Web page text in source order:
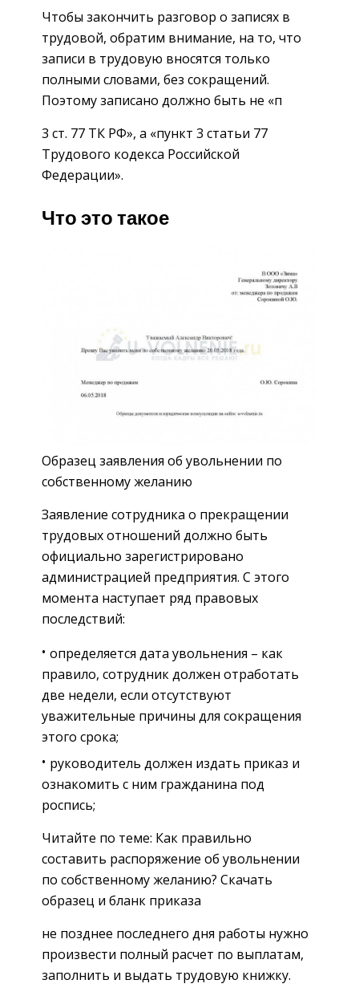
Чтобы закончить разговор о записях в
трудовой, обратим внимание, на то, что
записи в трудовую вносятся только
полными словами, без сокращений.
Поэтому записано должно быть не «п
3 ст. 77 ТК РФ», а «пункт 3 статьи 77
Трудового кодекса Российской
Федерации».
Что это такое
Образец заявления об увольнении по
собственному желанию
Заявление сотрудника о прекращении
трудовых отношений должно быть
официально зарегистрировано
администрацией предприятия. С этого
момента наступает ряд правовых
последствий:
определяется дата увольнения – как
правило, сотрудник должен отработать
две недели, если отсутствуют
уважительные причины для сокращения
этого срока;
руководитель должен издать приказ и
ознакомить с ним гражданина под
роспись;
Читайте по теме: Как правильно
составить распоряжение об увольнении
по собственному желанию? Скачать
образец и бланк приказа
не позднее последнего дня работы нужно
произвести полный расчет по выплатам,
заполнить и выдать трудовую книжку.